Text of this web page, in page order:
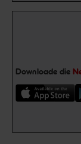
Downloade die